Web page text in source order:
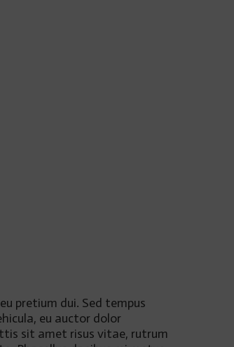
pretium dui. Sed tempus
eu auctor dolor
sit amet risus vitae, rutrum